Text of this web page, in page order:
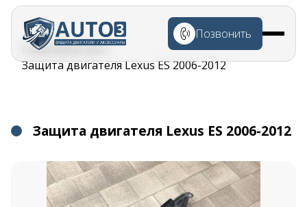
Перейти к
основному
содержанию
Позвонить
Строка
навигации
ГлавнаяКаталог
Защита двигателя Lexus ES 2006-2012
Защита двигателя Lexus ES 2006-2012